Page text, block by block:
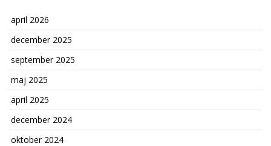
april 2026
december 2025
september 2025
maj 2025
april 2025
december 2024
oktober 2024